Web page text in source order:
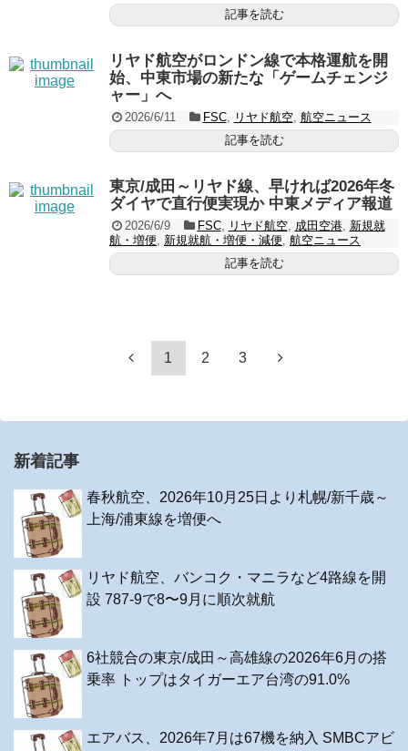
記事を読む
リヤド航空がロンドン線で本格運航を開
始、中東市場の新たな「ゲームチェンジ
ャー」へ
2026/6/11 FSC, リヤド航空, 航空ニュース
記事を読む
東京/成田～リヤド線、早ければ2026年冬
ダイヤで直行便実現か 中東メディア報道
2026/6/9 FSC, リヤド航空, 成田空港, 新規就
航・増便, 新規就航・増便・減便, 航空ニュース
記事を読む
1 2 3
新着記事
春秋航空、2026年10月25日より札幌/新千歳～
上海/浦東線を増便へ
リヤド航空、バンコク・マニラなど4路線を開
設 787-9で8〜9月に順次就航
6社競合の東京/成田～高雄線の2026年6月の搭
乗率 トップはタイガーエア台湾の91.0%
エアバス、2026年7月は67機を納入 SMBCアビ